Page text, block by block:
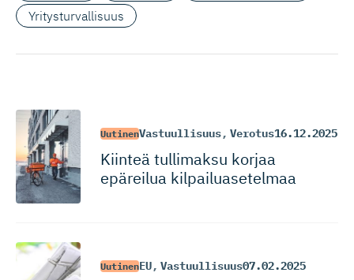
Yritysturvallisuus
UutinenVastuullisuus, Verotus16.12.2025
Kiinteä tullimaksu korjaa
epäreilua kilpailua­setelmaa
UutinenEU, Vastuullisuus07.02.2025